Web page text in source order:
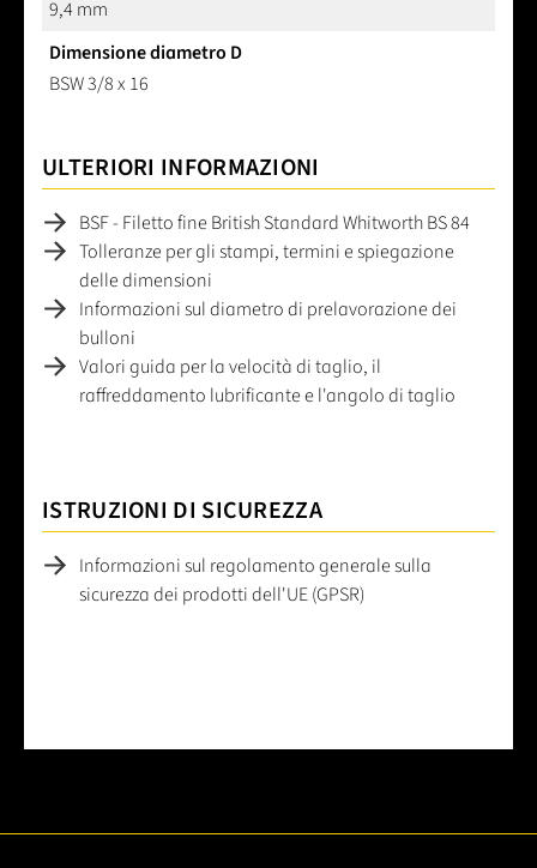
9,4 mm
Dimensione diametro D
BSW 3/8 x 16
ULTERIORI INFORMAZIONI
BSF - Filetto fine British Standard Whitworth BS 84
Tolleranze per gli stampi, termini e spiegazione
delle dimensioni
Informazioni sul diametro di prelavorazione dei
bulloni
Valori guida per la velocità di taglio, il
raffreddamento lubrificante e l'angolo di taglio
ISTRUZIONI DI SICUREZZA
Informazioni sul regolamento generale sulla
sicurezza dei prodotti dell'UE (GPSR)